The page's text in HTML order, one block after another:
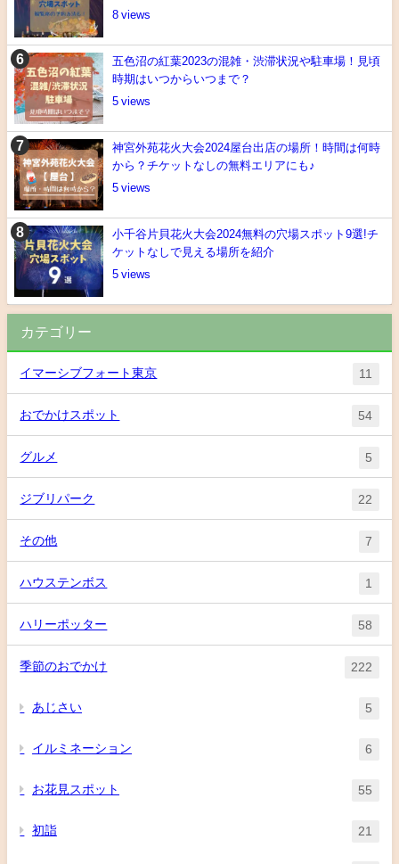
8
五色沼の紅葉2023の混雑・渋滞状況や駐車場！見頃
時期はいつからいつまで？
5
神宮外苑花火大会2024屋台出店の場所！時間は何時
から？チケットなしの無料エリアにも♪
5
小千谷片貝花火大会2024無料の穴場スポット9選!チ
ケットなしで見える場所を紹介
5
カテゴリー
イマーシブフォート東京 11
おでかけスポット 54
グルメ 5
ジブリパーク 22
その他 7
ハウステンボス 1
ハリーポッター 58
季節のおでかけ 222
あじさい 5
イルミネーション 6
お花見スポット 55
初詣 21